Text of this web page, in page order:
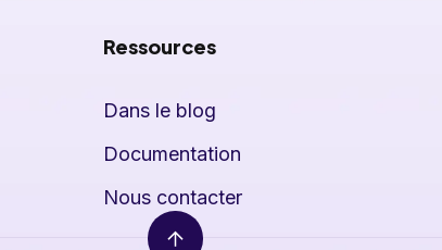
Ressources
Dans le blog
Documentation
Nous contacter